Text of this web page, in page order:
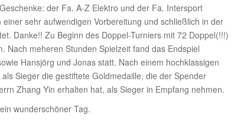
der Fa. A-Z Elektro und der Fa. Intersport
sehr aufwendigen Vorbereitung und schließlich in der
Danke!! Zu Beginn des Doppel-Turniers mit 72 Doppel(!!!)
Nach meheren Stunden Spielzeit fand das Endspiel
Hansjörg und Jonas statt. Nach einem hochklassigen
Sieger die gestiftete Goldmedaille, die der Spender
Zhang Yin erhalten hat, als Sieger in Empfang nehmen.
wunderschöner Tag.